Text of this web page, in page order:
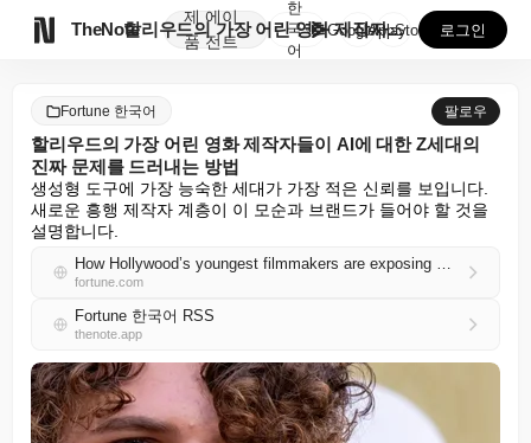
TheNote
제
품
에이
전트
할리우드의 가장 어린 영화 제작자들이 AI에 대한 Z세...
한
국
어
GooglePlay
AppStore 로그인
Fortune 한국어 팔로우
할리우드의 가장 어린 영화 제작자들이 AI에 대한 Z세대의
진짜 문제를 드러내는 방법
생성형 도구에 가장 능숙한 세대가 가장 적은 신뢰를 보입니다.
새로운 흥행 제작자 계층이 이 모순과 브랜드가 들어야 할 것을
설명합니다.
How Hollywood’s youngest filmmakers are exposing Gen Z’s real problem with AI
fortune.com
Fortune 한국어 RSS
thenote.app